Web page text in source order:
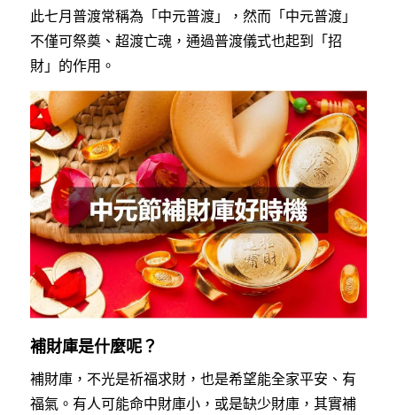
此七月普渡常稱為「中元普渡」，然而「中元普渡」
不僅可祭奠、超渡亡魂，通過普渡儀式也起到「招
財」的作用。
補財庫是什麼呢？
補財庫，不光是祈福求財，也是希望能全家平安、有
福氣。有人可能命中財庫小，或是缺少財庫，其實補